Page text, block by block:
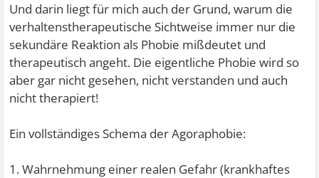
Und darin liegt für mich auch der Grund, warum die
verhaltenstherapeutische Sichtweise immer nur die
sekundäre Reaktion als Phobie mißdeutet und
therapeutisch angeht. Die eigentliche Phobie wird so
aber gar nicht gesehen, nicht verstanden und auch
nicht therapiert!
Ein vollständiges Schema der Agoraphobie:
1. Wahrnehmung einer realen Gefahr (krankhaftes